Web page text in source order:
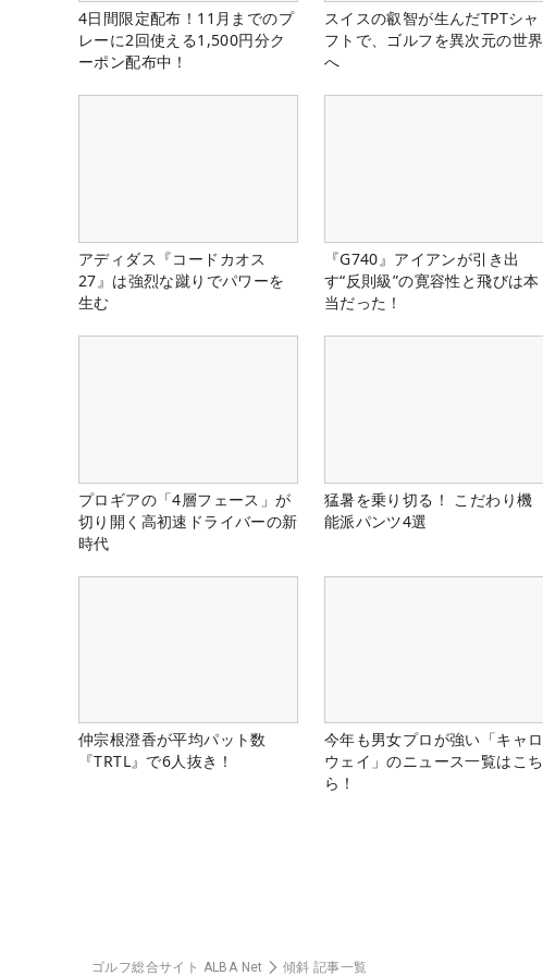
4日間限定配布！11月までのプ
レーに2回使える1,500円分ク
ーポン配布中！
スイスの叡智が生んだTPTシャ
フトで、ゴルフを異次元の世界
へ
アディダス『コードカオス
27』は強烈な蹴りでパワーを
生む
『G740』アイアンが引き出
す“反則級”の寛容性と飛びは本
当だった！
プロギアの「4層フェース」が
切り開く高初速ドライバーの新
時代
猛暑を乗り切る！ こだわり機
能派パンツ4選
仲宗根澄香が平均パット数
『TRTL』で6人抜き！
今年も男女プロが強い「キャロ
ウェイ」のニュース一覧はこち
ら！
ゴルフ総合サイト ALBA Net 傾斜 記事一覧